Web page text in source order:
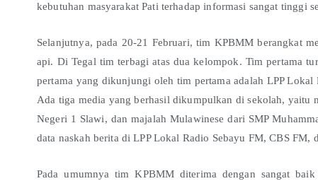
kebutuhan masyarakat Pati terhadap informasi sangat tinggi
Selanjutnya, pada 20-21 Februari, tim KPBMM berangkat
api. Di Tegal tim terbagi atas dua kelompok. Tim pertama
pertama yang dikunjungi oleh tim pertama adalah LPP
Ada tiga media yang berhasil dikumpulkan di sekolah,
Negeri 1 Slawi, dan majalah Mulawinese dari SMP
data naskah berita di LPP Lokal Radio Sebayu FM, CBS FM,
Pada umumnya tim KPBMM diterima dengan sangat